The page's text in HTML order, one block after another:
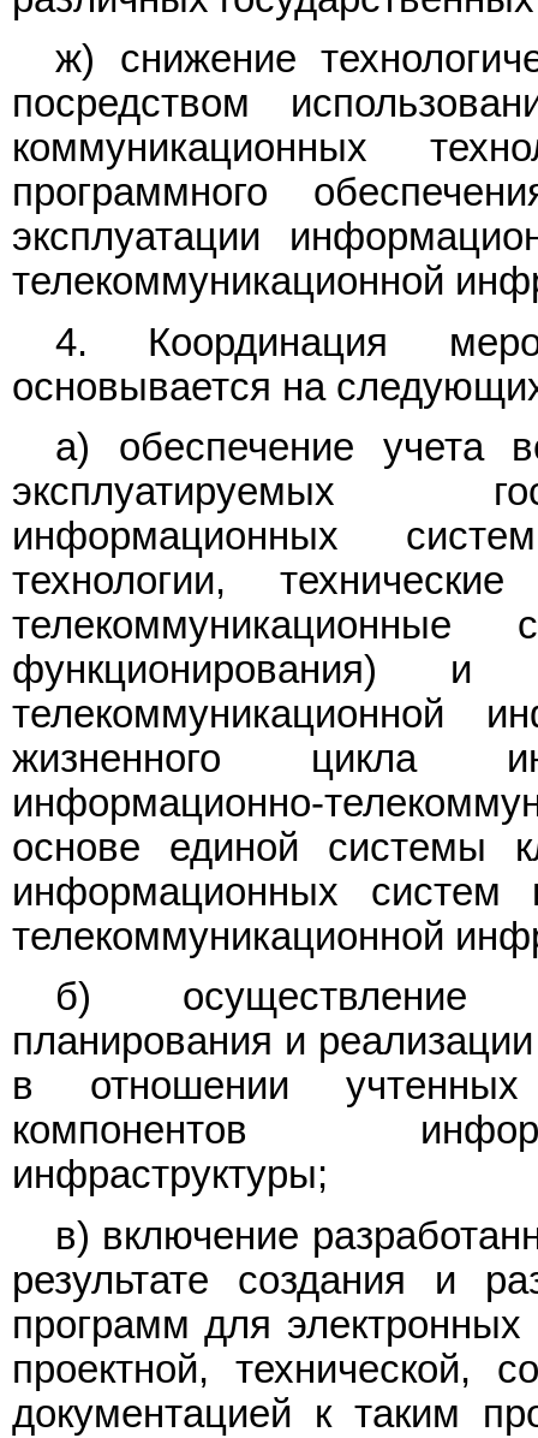
ж) снижение
посредством
коммуникационных
программного
эксплуатации
телекоммуникационной
4. Координация
основывается на
а) обеспечение учета
эксплуатируемых
информационных
технологии,
функционирования) и
телекоммуникационной
жизненного цикла
информационно-
основе единой системы
информационных систем
телекоммуникационной
б) осуществление
планирования и
в отношении
компонентов
инфраструктуры;
в) включение
результате создания и
программ для
проектной, технической,
документацией к таким